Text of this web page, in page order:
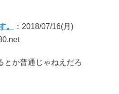
。
：2018/07/16(月)
とか普通じゃねえだろ